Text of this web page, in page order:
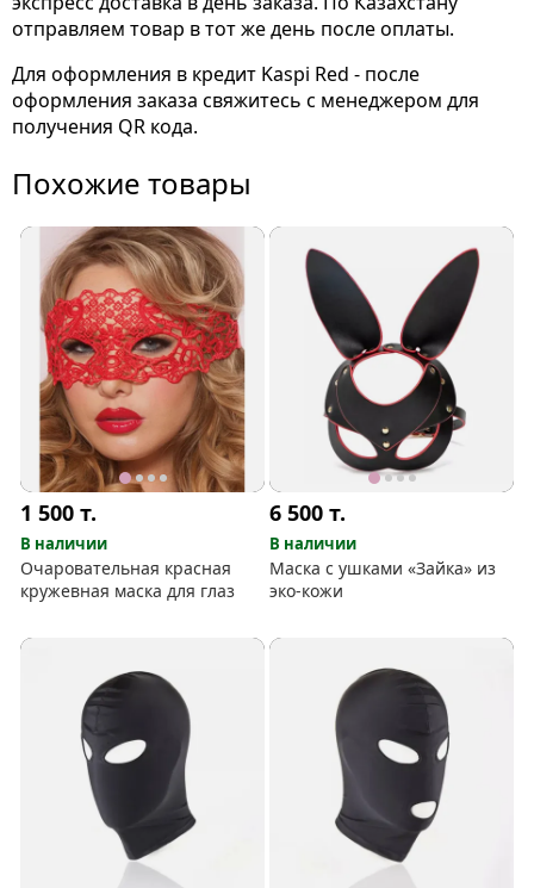
отправляем товар в тот же день после оплаты.
Для оформления в кредит Kaspi Red - после
оформления заказа свяжитесь с менеджером для
получения QR кода.
Похожие товары
1 500т.
В наличии
Очаровательная красная
кружевная маска для глаз
6 500т.
В наличии
Маска с ушками «Зайка» из
эко-кожи